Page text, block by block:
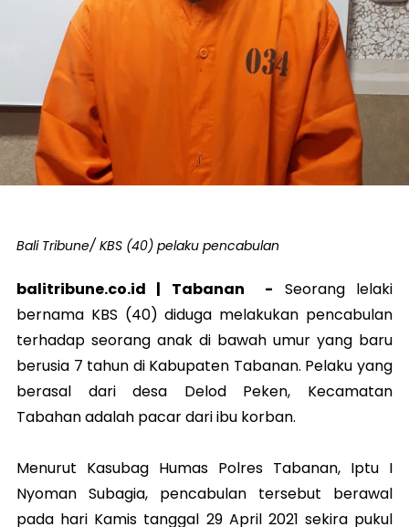
Bali Tribune/ KBS (40) pelaku pencabulan
balitribune.co.id | Tabanan - Seorang lelaki
bernama KBS (40) diduga melakukan pencabulan
terhadap seorang anak di bawah umur yang baru
berusia 7 tahun di Kabupaten Tabanan. Pelaku yang
berasal dari desa Delod Peken, Kecamatan
Tabahan adalah pacar dari ibu korban.
Menurut Kasubag Humas Polres Tabanan, Iptu I
Nyoman Subagia, pencabulan tersebut berawal
pada hari Kamis tanggal 29 April 2021 sekira pukul